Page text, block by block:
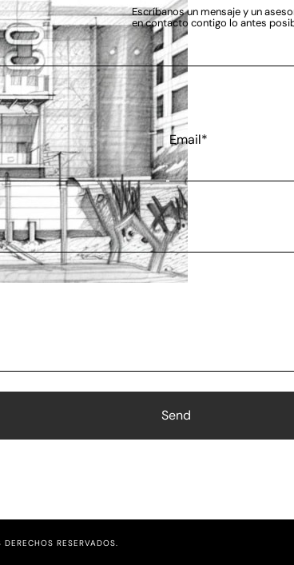
Escríbanos un mensaje y un
en contacto contigo lo antes
Email*
RESERVADOS.